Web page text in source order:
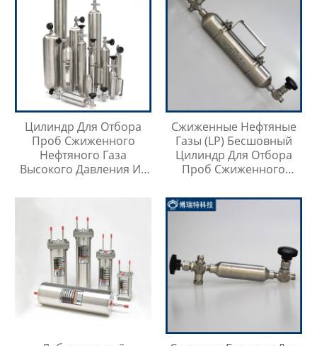
Цилиндр Для Отбора
Проб Сжиженного
Нефтяного Газа
Высокого Давления Из
Сжиженные Нефтяные
Газы (LP) Бесшовный
Цилиндр Для Отбора
Проб Сжиженного